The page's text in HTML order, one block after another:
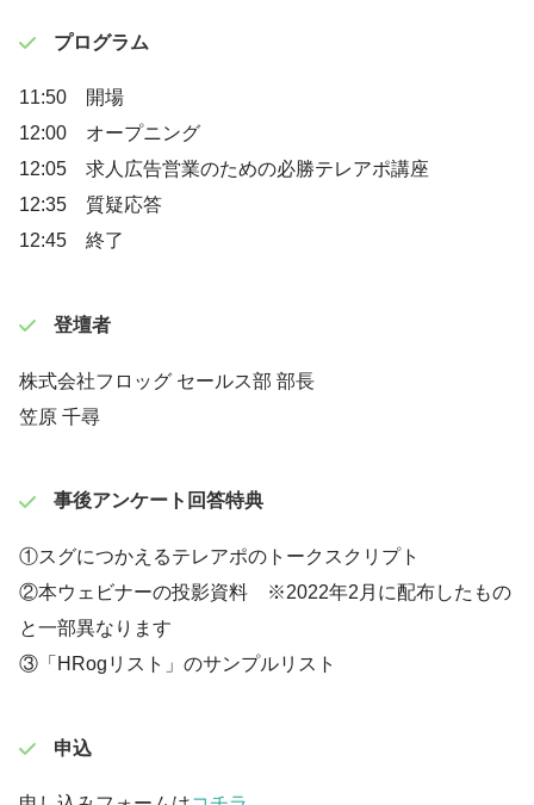
プログラム
11:50 開場
12:00 オープニング
12:05 求人広告営業のための必勝テレアポ講座
12:35 質疑応答
12:45 終了
登壇者
株式会社フロッグ セールス部 部長
笠原 千尋
事後アンケート回答特典
①スグにつかえるテレアポのトークスクリプト
②本ウェビナーの投影資料 ※2022年2月に配布したもの
と一部異なります
③「HRogリスト」のサンプルリスト
申込